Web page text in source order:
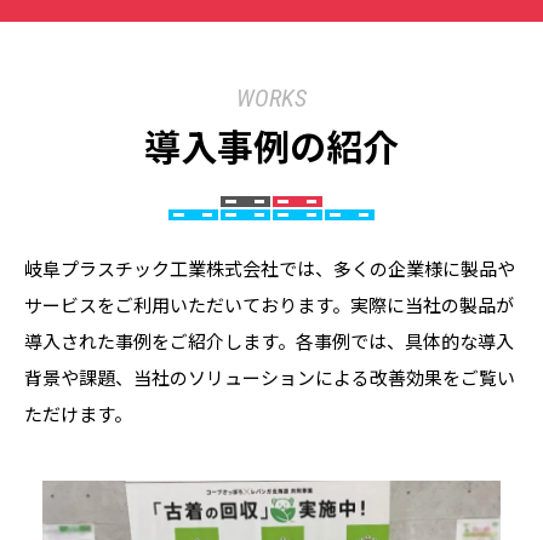
WORKS
導入事例の紹介
岐阜プラスチック工業株式会社では、多くの企業様に製品や
サービスをご利用いただいております。実際に当社の製品が
導入された事例をご紹介します。各事例では、具体的な導入
背景や課題、当社のソリューションによる改善効果をご覧い
ただけます。